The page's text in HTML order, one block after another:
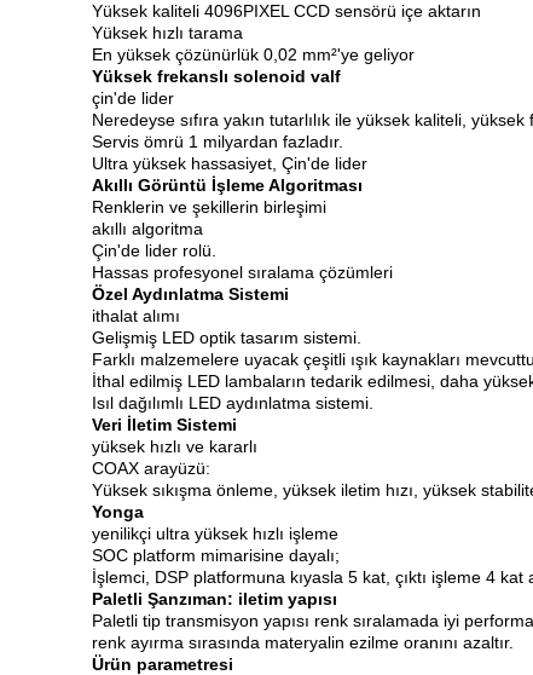
Yüksek kaliteli 4096PIXEL CCD sensörü içe aktarın
Yüksek hızlı tarama
En yüksek çözünürlük 0,02 mm²'ye geliyor
Yüksek frekanslı solenoid valf
çin'de lider
Neredeyse sıfıra yakın tutarlılık ile yüksek kaliteli, yüksek
Servis ömrü 1 milyardan fazladır.
Ultra yüksek hassasiyet, Çin'de lider
Akıllı Görüntü İşleme Algoritması
Renklerin ve şekillerin birleşimi
akıllı algoritma
Çin'de lider rolü.
Hassas profesyonel sıralama çözümleri
Özel Aydınlatma Sistemi
ithalat alımı
Gelişmiş LED optik tasarım sistemi.
Farklı malzemelere uyacak çeşitli ışık kaynakları
İthal edilmiş LED lambaların tedarik edilmesi, daha
Isıl dağılımlı LED aydınlatma sistemi.
Veri İletim Sistemi
yüksek hızlı ve kararlı
COAX arayüzü:
Yüksek sıkışma önleme, yüksek iletim hızı, yüksek
Yonga
yenilikçi ultra yüksek hızlı işleme
SOC platform mimarisine dayalı;
İşlemci, DSP platformuna kıyasla 5 kat, çıktı işleme 4
Paletli Şanzıman: iletim yapısı
Paletli tip transmisyon yapısı renk sıralamada iyi
renk ayırma sırasında materyalin ezilme oranını azaltır.
Ürün parametresi